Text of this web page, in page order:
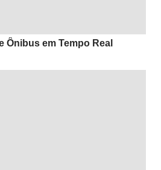
Ônibus em Tempo Real